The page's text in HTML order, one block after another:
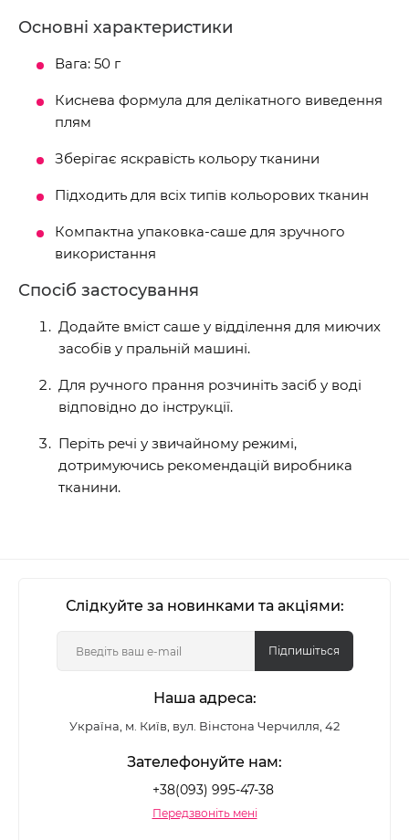
Основні характеристики
Вага: 50 г
Киснева формула для делікатного виведення
плям
Зберігає яскравість кольору тканини
Підходить для всіх типів кольорових тканин
Компактна упаковка-саше для зручного
використання
Спосіб застосування
Додайте вміст саше у відділення для миючих
засобів у пральній машині.
Для ручного прання розчиніть засіб у воді
відповідно до інструкції.
Періть речі у звичайному режимі,
дотримуючись рекомендацій виробника
тканини.
Слідкуйте за новинками та акціями:
Підпишіться
Наша адреса:
Україна, м. Київ, вул. Вінстона Черчилля, 42
Зателефонуйте нам:
+38(093) 995-47-38
Передзвоніть мені